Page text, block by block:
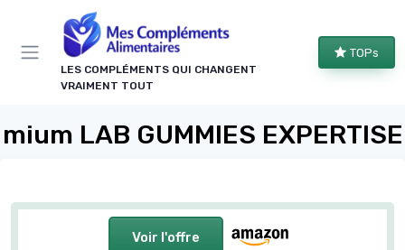
LES COMPLÉMENTS QUI CHANGENT
VRAIMENT TOUT
TOPs
mium LAB GUMMIES EXPERTISE
Voir l'offre
Panneau de gestion des cookies